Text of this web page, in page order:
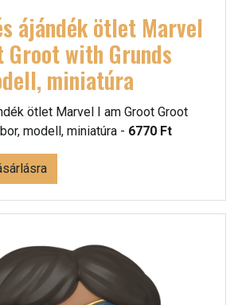
ájándék ötlet Marvel
Groot with Grunds
miniatúra
ötlet Marvel I am Groot Groot
modell, miniatúra - 6770 Ft